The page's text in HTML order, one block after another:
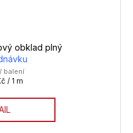
obklad plný
/ balení
/ 1 m